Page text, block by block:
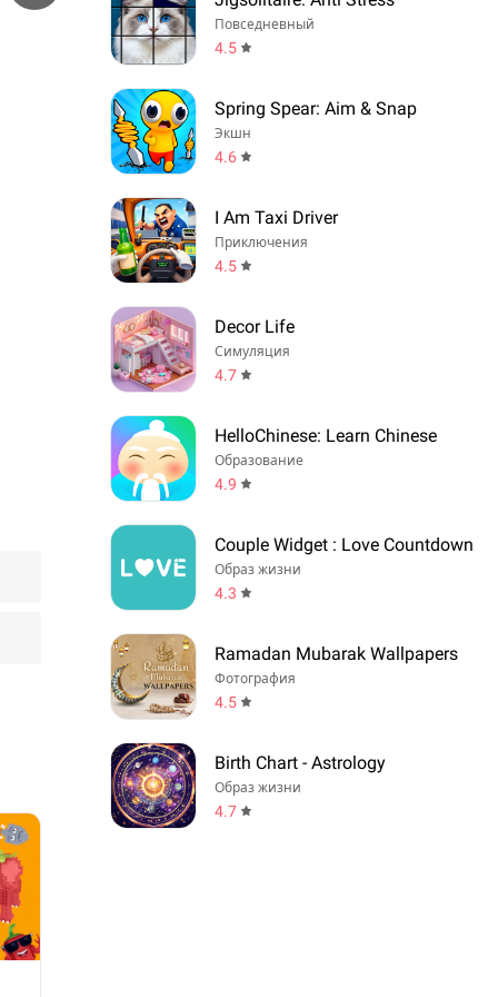
Повседневный
4.5
Spring Spear: Aim & Snap
Экшн
4.6
I Am Taxi Driver
Приключения
4.5
Decor Life
Симуляция
4.7
HelloChinese: Learn Chinese
Образование
4.9
Couple Widget : Love Countdown
Образ жизни
4.3
Ramadan Mubarak Wallpapers
Фотография
4.5
Birth Chart - Astrology
Образ жизни
4.7